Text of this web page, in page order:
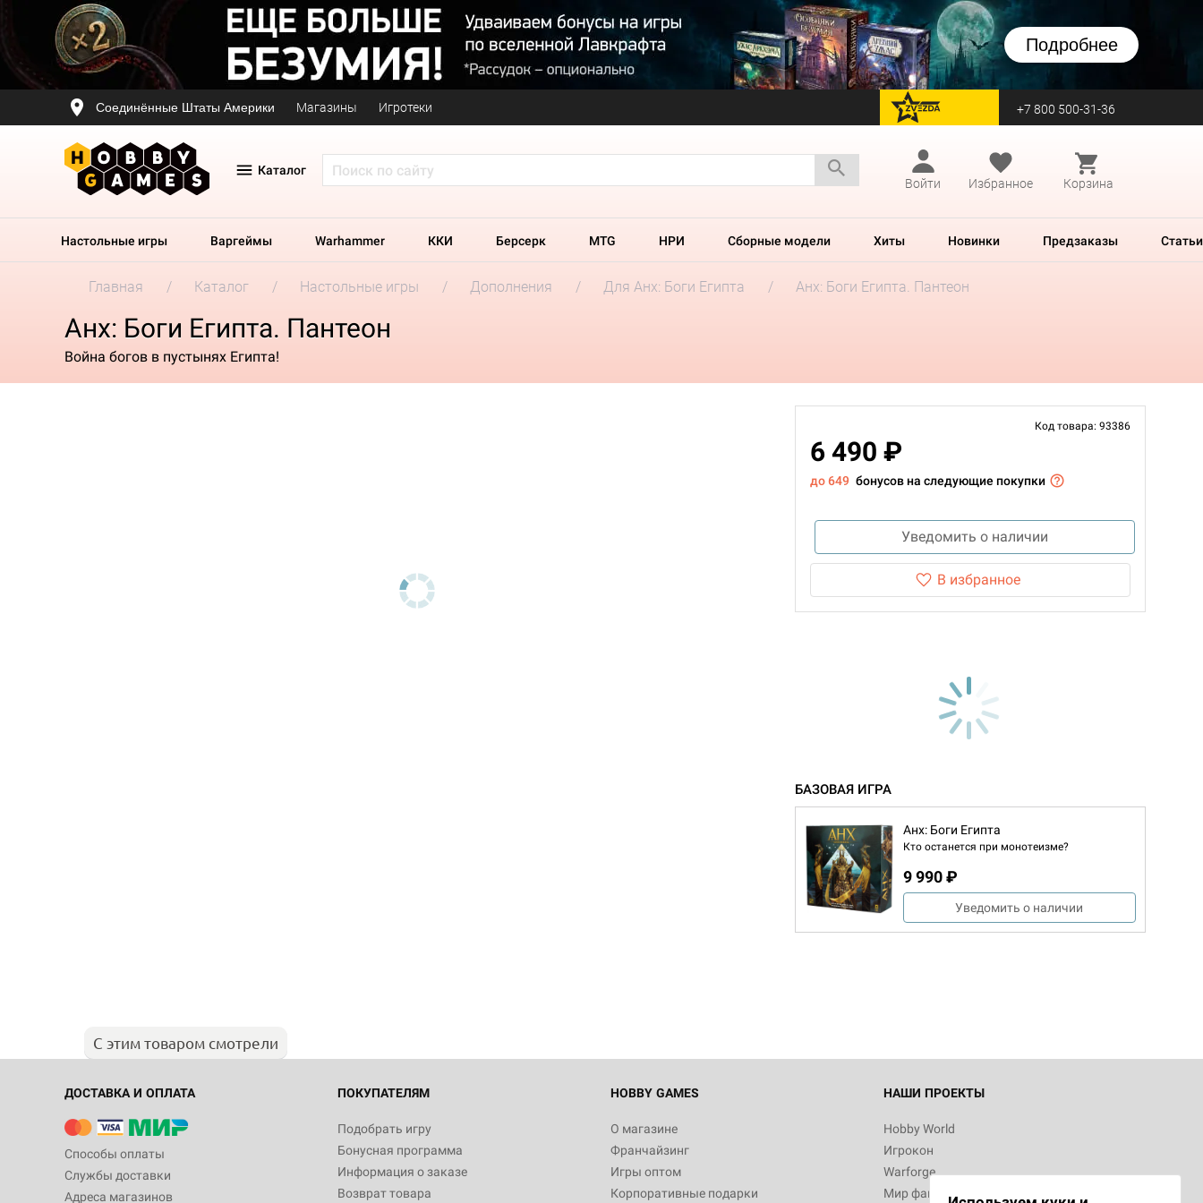
Подробнее
Соединённые Штаты Америки Магазины Игротеки перейти на Zvezda +7 800 500-31-36
Каталог
Войти
Избранное Корзина
Настольные игры Варгеймы Warhammer ККИ Берсерк MTG НРИ Сборные модели Хиты Новинки Предзаказы Статьи
Главная Каталог Настольные игры Дополнения Для Анх: Боги Египта Анх: Боги Египта. Пантеон
Анх: Боги Египта. Пантеон
Война богов в пустынях Египта!
Код товара: 93386
6 490 ₽
до 649 бонусов на следующие покупки
Уведомить о наличии
В избранное
БАЗОВАЯ ИГРА
Анх: Боги Египта
Кто останется при монотеизме?
9 990 ₽
Уведомить о наличии
С этим товаром смотрели
ДОСТАВКА И ОПЛАТА
Способы оплаты
Службы доставки
Адреса магазинов
ПОКУПАТЕЛЯМ
Подобрать игру
Бонусная программа
Информация о заказе
Возврат товара
HOBBY GAMES
О магазине
Франчайзинг
Игры оптом
Корпоративные подарки
НАШИ ПРОЕКТЫ
Hobby World
Игрокон
Warforge
Мир фантастики